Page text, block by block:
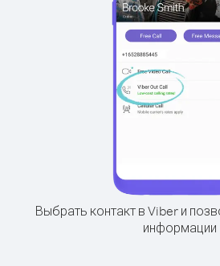
Выбрать контакт в Viber и
информации